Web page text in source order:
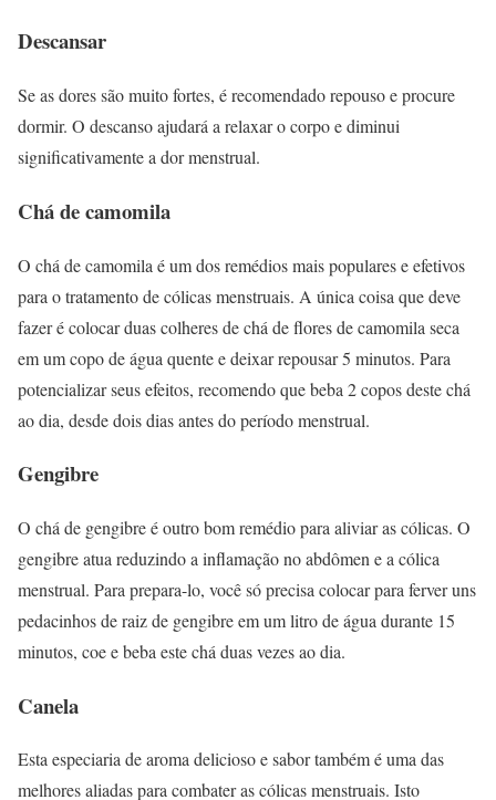
Descansar
Se as dores são muito fortes, é recomendado repouso e procure
dormir. O descanso ajudará a relaxar o corpo e diminui
significativamente a dor menstrual.
Chá de camomila
O chá de camomila é um dos remédios mais populares e efetivos
para o tratamento de cólicas menstruais. A única coisa que deve
fazer é colocar duas colheres de chá de flores de camomila seca
em um copo de água quente e deixar repousar 5 minutos. Para
potencializar seus efeitos, recomendo que beba 2 copos deste chá
ao dia, desde dois dias antes do período menstrual.
Gengibre
O chá de gengibre é outro bom remédio para aliviar as cólicas. O
gengibre atua reduzindo a inflamação no abdômen e a cólica
menstrual. Para prepara-lo, você só precisa colocar para ferver uns
pedacinhos de raiz de gengibre em um litro de água durante 15
minutos, coe e beba este chá duas vezes ao dia.
Canela
Esta especiaria de aroma delicioso e sabor também é uma das
melhores aliadas para combater as cólicas menstruais. Isto